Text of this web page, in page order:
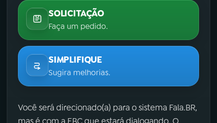
SOLICITAÇÃO
Faça um pedido.
SIMPLIFIQUE
Sugira melhorias.
Você será direcionado(a) para o sistema Fala.BR,
mas é com a EBC que estará dialogando. O